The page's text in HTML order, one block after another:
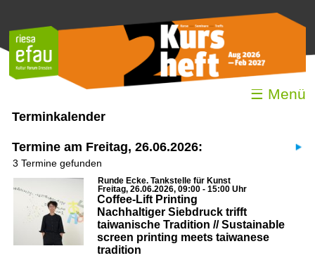
☰ Menü
Terminkalender
Termine am Freitag, 26.06.2026:
3 Termine gefunden
Runde Ecke. Tankstelle für Kunst
Freitag, 26.06.2026, 09:00 - 15:00 Uhr
Coffee-Lift Printing
Nachhaltiger Siebdruck trifft
taiwanische Tradition // Sustainable
screen printing meets taiwanese
tradition